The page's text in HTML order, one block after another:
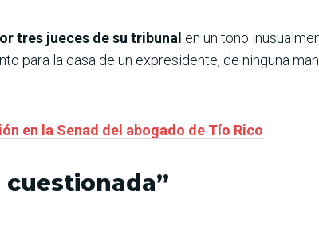
tres jueces de su tribunal en un tono
para la casa de un expresidente, de ninguna
en la Senad del abogado de Tío Rico